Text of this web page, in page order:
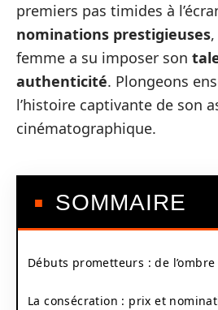
premiers pas timides à
nominations prestigieuses
femme a su imposer son
authenticité. Plongeons
l’histoire captivante de son
cinématographique.
SOMMAIRE
Débuts prometteurs : de
La consécration : prix et